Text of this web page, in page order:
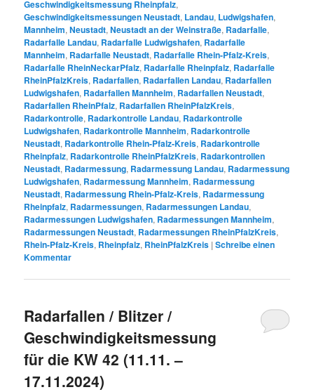
Geschwindigkeitsmessung Rheinpfalz,
Geschwindigkeitsmessungen Neustadt, Landau, Ludwigshafen,
Mannheim,Neustadt,Neustadt an der Weinstraße, Radarfalle,
Radarfalle Landau, Radarfalle Ludwigshafen, Radarfalle
Mannheim, Radarfalle Neustadt, Radarfalle Rhein-Pfalz-Kreis,
Radarfalle RheinNeckarPfalz, Radarfalle Rheinpfalz, Radarfalle
RheinPfalzKreis, Radarfallen, Radarfallen Landau, Radarfallen
Ludwigshafen, Radarfallen Mannheim, Radarfallen Neustadt,
Radarfallen RheinPfalz, Radarfallen RheinPfalzKreis,
Radarkontrolle, Radarkontrolle Landau, Radarkontrolle
Ludwigshafen, Radarkontrolle Mannheim, Radarkontrolle
Neustadt, Radarkontrolle Rhein-Pfalz-Kreis, Radarkontrolle
Rheinpfalz, Radarkontrolle RheinPfalzKreis, Radarkontrollen
Neustadt, Radarmessung, Radarmessung Landau, Radarmessung
Ludwigshafen, Radarmessung Mannheim, Radarmessung
Neustadt, Radarmessung Rhein-Pfalz-Kreis, Radarmessung
Rheinpfalz, Radarmessungen, Radarmessungen Landau,
Radarmessungen Ludwigshafen, Radarmessungen Mannheim,
Radarmessungen Neustadt, Radarmessungen RheinPfalzKreis,
Rhein-Pfalz-Kreis, Rheinpfalz, RheinPfalzKreis |Schreibe einen
Kommentar
Radarfallen / Blitzer /
Geschwindigkeitsmessung
für die KW 42 (11.11. –
17.11.2024)